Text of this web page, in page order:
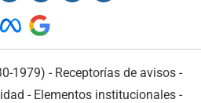
1979) - Receptorías de avisos -
- Elementos institucionales-